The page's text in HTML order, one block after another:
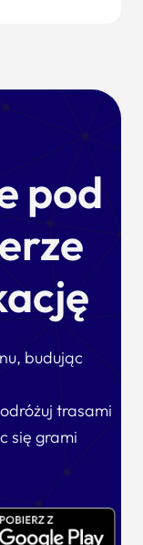
pod
budując
trasami
się grami